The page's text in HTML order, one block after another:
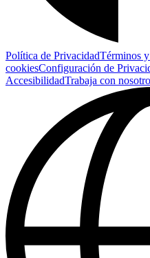
Política de PrivacidadTérminos
cookiesConfiguración de
AccesibilidadTrabaja con